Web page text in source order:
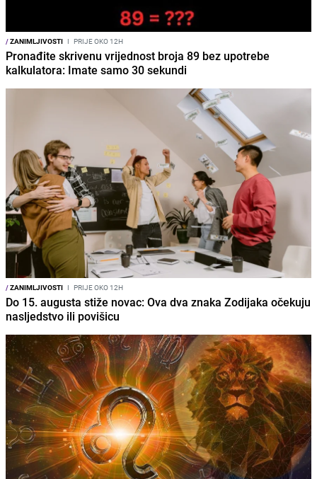
/ZANIMLJIVOSTI I PRIJE OKO 12H
Pronađite skrivenu vrijednost broja 89 bez upotrebe
kalkulatora: Imate samo 30 sekundi
/ZANIMLJIVOSTI I PRIJE OKO 12H
Do 15. augusta stiže novac: Ova dva znaka Zodijaka očekuju
nasljedstvo ili povišicu